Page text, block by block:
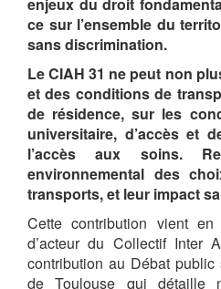
enjeux du droit
ce sur l’ensemble du
sans discrimination.
Le CIAH 31 ne peut non
et des conditions de
de résidence, sur les
universitaire, d’accès et
l’accès aux soins.
environnemental des
transports, et leur impact
Cette contribution vient
d’acteur du Collectif Inter
contribution au Débat
de Toulouse qui détaille